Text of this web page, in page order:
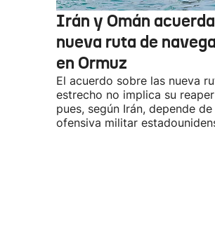
Irán y Omán
nueva ruta de
en Ormuz
El acuerdo sobre las nueva
estrecho no implica su
pues, según Irán, depende de
ofensiva militar